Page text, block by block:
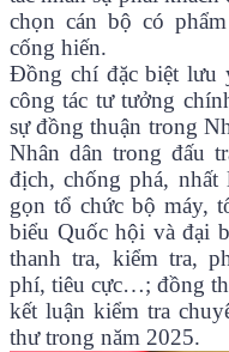
chọn cán bộ có
cống hiến.
Đồng chí đặc biệt lưu
công tác tư tưởng
sự đồng thuận trong
Nhân dân trong đấu
địch, chống phá,
gọn tổ chức bộ máy,
biểu Quốc hội và đại
thanh tra, kiểm tra,
phí, tiêu cực…; đồng
kết luận kiểm tra
thư trong năm 2025.